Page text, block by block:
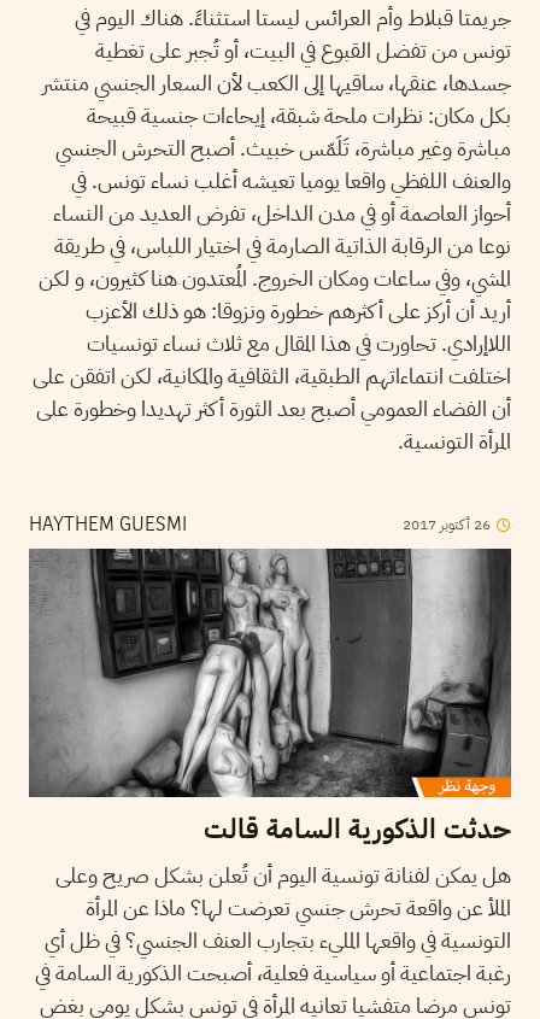
جريمتا قبلاط وأم العرائس ليستا استثناءً. هناك اليوم في
تونس من تفضل القبوع في البيت، أو تُجبر على تغطية
جسدها، عنقها، ساقيها إلى الكعب لأن السعار الجنسي منتشر
بكل مكان: نظرات ملحة شبقة، إيحاءات جنسية قبيحة
مباشرة وغير مباشرة، تَلَمّس خبيث. أصبح التحرش الجنسي
والعنف اللفظي واقعا يوميا تعيشه أغلب نساء تونس. في
أحواز العاصمة أو في مدن الداخل، تفرض العديد من النساء
نوعا من الرقابة الذاتية الصارمة في اختيار اللباس، في طريقة
المشي، وفي ساعات ومكان الخروج. المُعتدون هنا كثيرون، و لكن
أريد أن أركز على أكثرهم خطورة ونزوقا: هو ذلك الأعزب
اللاإرادي. تحاورت في هذا المقال مع ثلاث نساء تونسيات
اختلفت انتماءاتهم الطبقية، الثقافية والمكانية، لكن اتفقن على
أن الفضاء العمومي أصبح بعد الثورة أكثر تهديدا وخطورة على
المرأة التونسية.
HAYTHEM GUESMI 26 أكتوبر 2017
حدثت الذكورية السامة قالت
هل يمكن لفنانة تونسية اليوم أن تُعلن بشكل صريح وعلى
الملأ عن واقعة تحرش جنسي تعرضت لها؟ ماذا عن المرأة
التونسية في واقعها المليء بتجارب العنف الجنسي؟ في ظل أي
رغبة اجتماعية أو سياسية فعلية، أصبحت الذكورية السامة في
تونس مرضا متفشيا تعانيه المرأة في تونس بشكل يومي بغض